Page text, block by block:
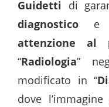
Guidetti di
diagnostico e
attenzione al
“Radiologia”
modificato in “
dove